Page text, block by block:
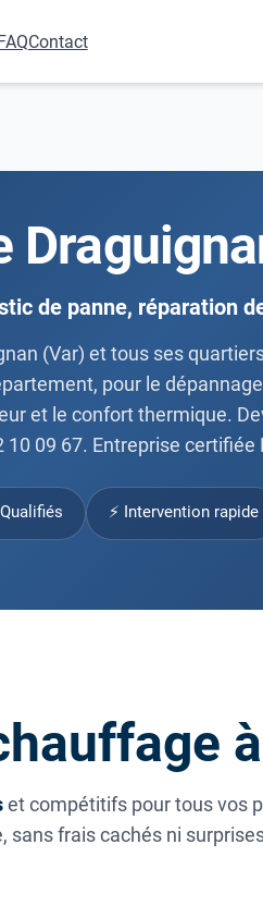
Contact
de panne, réparation
(Var) et tous ses
pour le
et le confort thermique.
09 67. Entreprise certifiée
⚡ Intervention rapide
et compétitifs pour tous vos
sans frais cachés ni